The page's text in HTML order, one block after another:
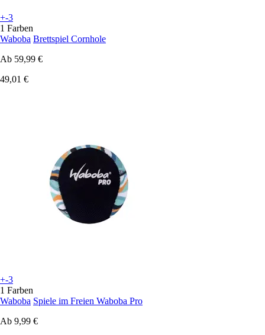
+-3
1 Farben
Waboba Brettspiel Cornhole
Ab 59,99 €
49,01 €
+-3
1 Farben
Waboba Spiele im Freien Waboba Pro
Ab 9,99 €